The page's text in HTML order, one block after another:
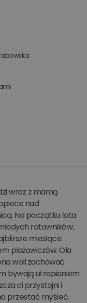
wraz z mamą
nad
Na początku lata
ratowników,
miesiące
plażowiczów. Ola
woli zachować
bywają utrapieniem
ci przystojni i
przestać myśleć.